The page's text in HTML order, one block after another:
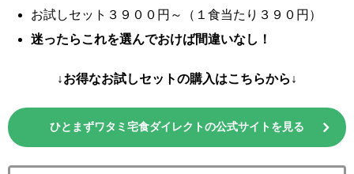
お試しセット３９００円～（１食当たり３９０円）
迷ったらこれを選んでおけば間違いなし！
↓お得なお試しセットの購入はこちらから↓
ひとまずワタミ宅食ダイレクトの公式サイトを見る